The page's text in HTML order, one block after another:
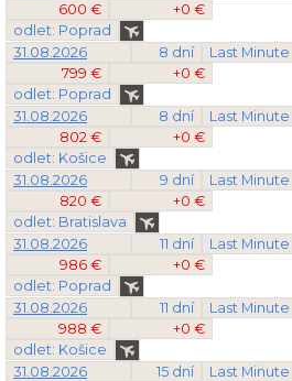
600 €
+0 €
odlet: Poprad
31.08.2026
8 dní
Last Minute
799 €
+0 €
odlet: Poprad
31.08.2026
8 dní
Last Minute
802 €
+0 €
odlet: Košice
31.08.2026
9 dní
Last Minute
820 €
+0 €
odlet: Bratislava
31.08.2026
11 dní
Last Minute
986 €
+0 €
odlet: Poprad
31.08.2026
11 dní
Last Minute
988 €
+0 €
odlet: Košice
31.08.2026
15 dní
Last Minute